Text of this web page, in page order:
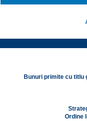
Bunuri primite cu titlu
Ordine